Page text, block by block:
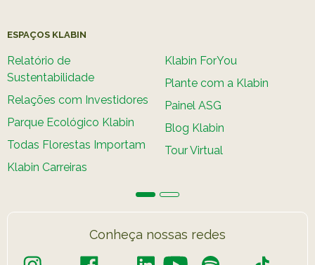
ESPAÇOS KLABIN
Relatório de
Sustentabilidade
Relações com Investidores
Parque Ecológico Klabin
Todas Florestas Importam
Klabin Carreiras
Klabin ForYou
Plante com a Klabin
Painel ASG
Blog Klabin
Tour Virtual
Conheça nossas redes